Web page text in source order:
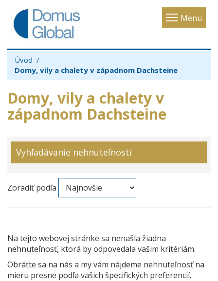
Menu
Toggle
Úvod
Domy, vily a chalety v západnom Dachsteine
Domy, vily a chalety v
západnom Dachsteine
Vyhľadávanie nehnuteľností
Zoradiť podľa
Na tejto webovej stránke sa nenašla žiadna
nehnuteľnosť, ktorá by odpovedala vašim kritériám.
Obráťte sa na nás a my vám nájdeme nehnuteľnosť na
mieru presne podľa vašich špecifických preferencií.